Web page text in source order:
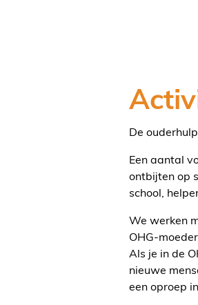
De
Een aantal
ontbijten op
school,
We werken
OHG-
Als je in de
nieuwe
een oproep